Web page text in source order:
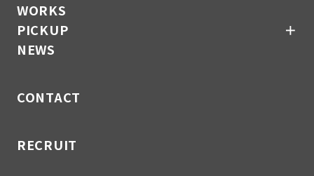
WORKS
PICKUP
＋
NEWS
CONTACT
RECRUIT